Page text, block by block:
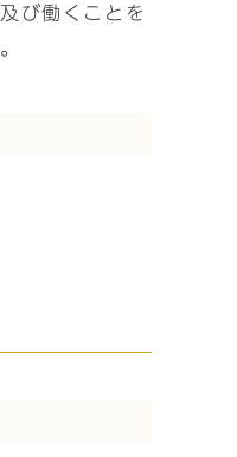
び働くことを